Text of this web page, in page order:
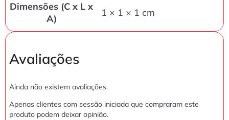
Dimensões (C x L x
A)
1 × 1 × 1 cm
Avaliações
Ainda não existem avaliações.
Apenas clientes com sessão iniciada que compraram este
produto podem deixar opinião.